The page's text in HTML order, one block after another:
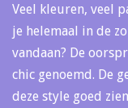
Veel kleuren, veel
je helemaal in de
vandaan? De
chic genoemd. De
deze style goed